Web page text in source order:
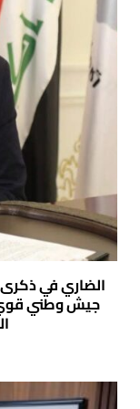
الضاري في ذكرى
جيش وطني